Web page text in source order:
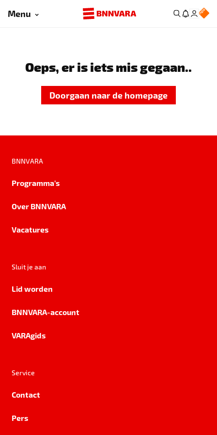
Menu
Oeps, er is iets mis gegaan..
Doorgaan naar de homepage
BNNVARA
Programma's
Over BNNVARA
Vacatures
Sluit je aan
Lid worden
BNNVARA-account
VARAgids
Service
Contact
Pers